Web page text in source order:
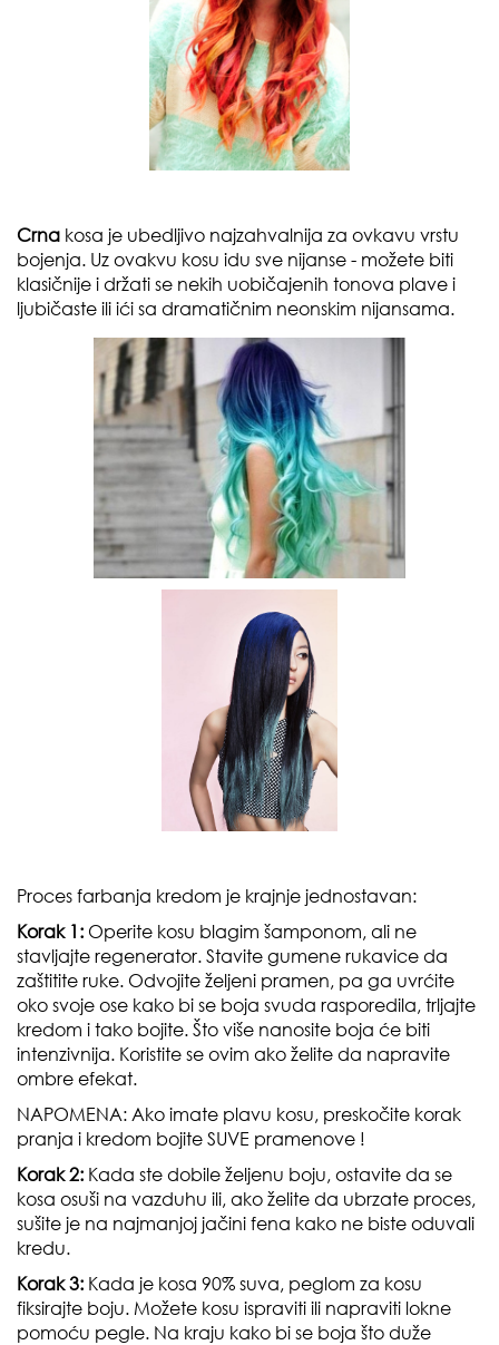
Crna kosa je ubedljivo najzahvalnija za ovkavu vrstu
bojenja. Uz ovakvu kosu idu sve nijanse - možete biti
klasičnije i držati se nekih uobičajenih tonova plave i
ljubičaste ili ići sa dramatičnim neonskim nijansama.
Proces farbanja kredom je krajnje jednostavan:
Korak 1: Operite kosu blagim šamponom, ali ne
stavljajte regenerator. Stavite gumene rukavice da
zaštitite ruke. Odvojite željeni pramen, pa ga uvrćite
oko svoje ose kako bi se boja svuda rasporedila, trljajte
kredom i tako bojite. Što više nanosite boja će biti
intenzivnija. Koristite se ovim ako želite da napravite
ombre efekat.
NAPOMENA: Ako imate plavu kosu, preskočite korak
pranja i kredom bojite SUVE pramenove !
Korak 2: Kada ste dobile željenu boju, ostavite da se
kosa osuši na vazduhu ili, ako želite da ubrzate proces,
sušite je na najmanjoj jačini fena kako ne biste oduvali
kredu.
Korak 3: Kada je kosa 90% suva, peglom za kosu
fiksirajte boju. Možete kosu ispraviti ili napraviti lokne
pomoću pegle. Na kraju kako bi se boja što duže